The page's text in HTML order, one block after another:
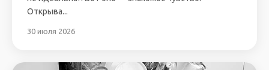
Открыва...
30 июля 2026